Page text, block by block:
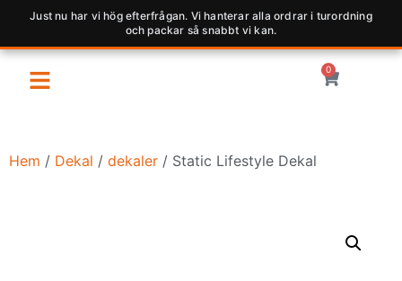
Just nu har vi hög efterfrågan. Vi hanterar alla ordrar i turordning
och packar så snabbt vi kan.
0
Hem / Dekal / dekaler / Static Lifestyle Dekal